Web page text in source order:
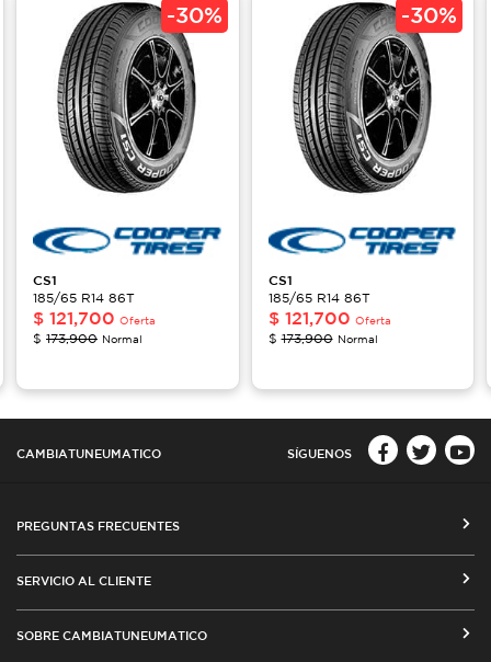
-30%
CS1
185/65 R14 86T
$ 121,700 Oferta
$ 173,900 Normal
-30%
CS1
185/65 R14 86T
$ 121,700 Oferta
$173,900 Normal
CAMBIATUNEUMATICO SÍGUENOS
PREGUNTAS FRECUENTES
MEDIOS DE PAGO
SERVICIO AL CLIENTE
SOBRE CAMBIATUNEUMATICO